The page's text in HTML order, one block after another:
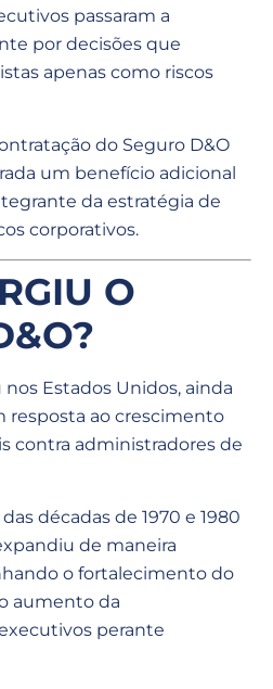
passaram a
por decisões que
apenas como riscos
do Seguro D&O
um benefício adicional
da estratégia de
corporativos.
O
Estados Unidos, ainda
resposta ao crescimento
contra administradores de
décadas de 1970 e 1980
de maneira
o fortalecimento do
aumento da
perante